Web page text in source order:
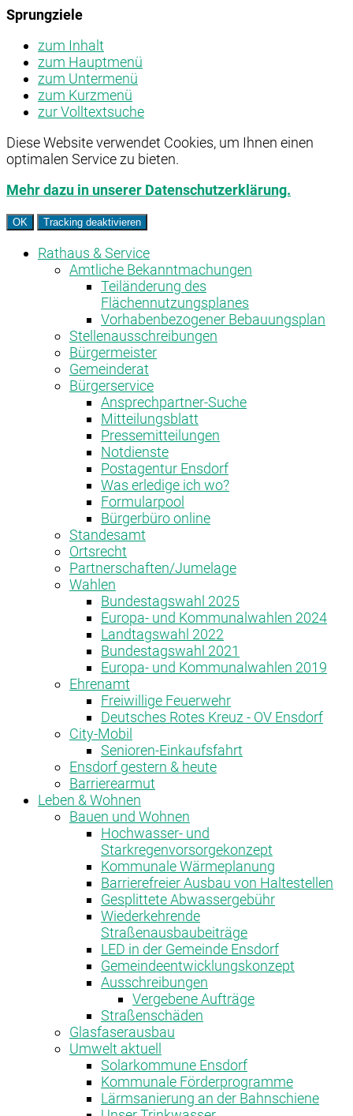
Sprungziele
zum Inhalt
zum Hauptmenü
zum Untermenü
zum Kurzmenü
zur Volltextsuche
Diese Website verwendet Cookies, um Ihnen einen
optimalen Service zu bieten.
Mehr dazu in unserer Datenschutzerklärung.
OK Tracking deaktivieren
Rathaus & Service
Amtliche Bekanntmachungen
Teiländerung des
Flächennutzungsplanes
Vorhabenbezogener Bebauungsplan
Stellenausschreibungen
Bürgermeister
Gemeinderat
Bürgerservice
Ansprechpartner-Suche
Mitteilungsblatt
Pressemitteilungen
Notdienste
Postagentur Ensdorf
Was erledige ich wo?
Formularpool
Bürgerbüro online
Standesamt
Ortsrecht
Partnerschaften/Jumelage
Wahlen
Bundestagswahl 2025
Europa- und Kommunalwahlen 2024
Landtagswahl 2022
Bundestagswahl 2021
Europa- und Kommunalwahlen 2019
Ehrenamt
Freiwillige Feuerwehr
Deutsches Rotes Kreuz - OV Ensdorf
City-Mobil
Senioren-Einkaufsfahrt
Ensdorf gestern & heute
Barrierearmut
Leben & Wohnen
Bauen und Wohnen
Hochwasser- und
Starkregenvorsorgekonzept
Kommunale Wärmeplanung
Barrierefreier Ausbau von Haltestellen
Gesplittete Abwassergebühr
Wiederkehrende
Straßenausbaubeiträge
LED in der Gemeinde Ensdorf
Gemeindeentwicklungskonzept
Ausschreibungen
Vergebene Aufträge
Straßenschäden
Glasfaserausbau
Umwelt aktuell
Solarkommune Ensdorf
Kommunale Förderprogramme
Lärmsanierung an der Bahnschiene